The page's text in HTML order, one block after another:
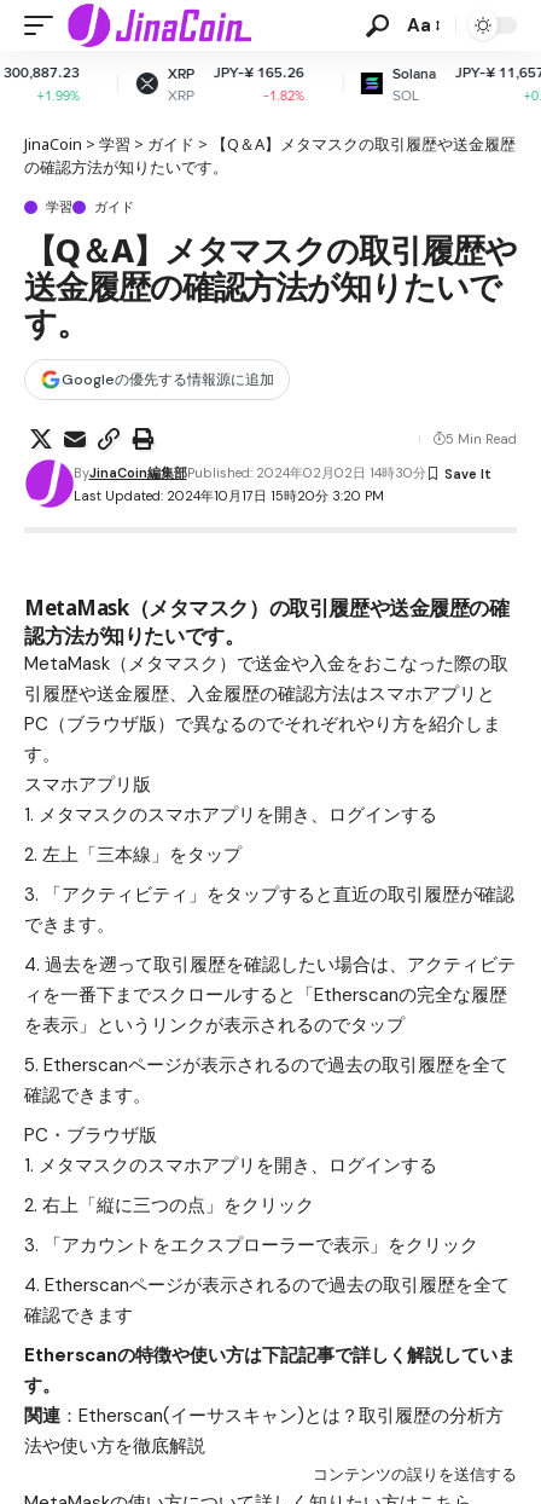
Aa
XRP
XRP
JPY-¥ 165.26
Solana
SOL
JPY-¥ 11,657.80
JinaCoin > 学習 > ガイド >
【Q＆A】メタマスクの取引履歴や送金履歴
の確認方法が知りたいです。
学習 ガイド
【Q＆A】メタマスクの取引履歴や
送金履歴の確認方法が知りたいで
す。
Googleの優先する情報源に追加
Last Updated: 2024年10月17日 15時20分 3:20 PM
ByJinaCoin編集部Published: 2024年02月02日 14時30分
5 Min Read
MetaMask（メタマスク）の取引履歴や送金履歴の確
認方法が知りたいです。
MetaMask（メタマスク）で送金や入金をおこなった際の取
引履歴や送金履歴、入金履歴の確認方法はスマホアプリと
PC（ブラウザ版）で異なるのでそれぞれやり方を紹介しま
す。
スマホアプリ版
メタマスクのスマホアプリを開き、ログインする
左上「三本線」をタップ
「アクティビティ」をタップすると直近の取引履歴が確認
できます。
過去を遡って取引履歴を確認したい場合は、アクティビテ
ィを一番下までスクロールすると「Etherscanの完全な履歴
を表示」というリンクが表示されるのでタップ
Etherscanページが表示されるので過去の取引履歴を全て
確認できます。
PC・ブラウザ版
メタマスクのスマホアプリを開き、ログインする
右上「縦に三つの点」をクリック
「アカウントをエクスプローラーで表示」をクリック
Etherscanページが表示されるので過去の取引履歴を全て
確認できます
Etherscanの特徴や使い方は下記記事で詳しく解説していま
す。
関連 ： Etherscan(イーサスキャン)とは？取引履歴の分析方
法や使い方を徹底解説
コンテンツの誤りを送信する